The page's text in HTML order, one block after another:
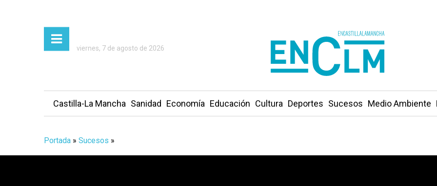
viernes, 7 de agosto de 2026
Castilla-La Mancha Sanidad Economía Educación Cultura Deportes Sucesos Medio Ambiente
Portada » Sucesos »